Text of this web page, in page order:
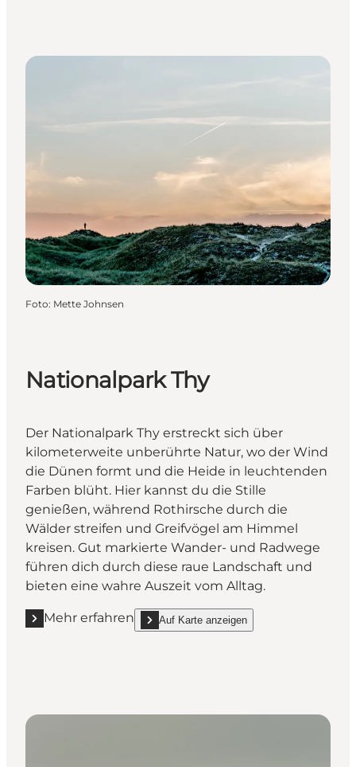
Foto: Mette Johnsen
Nationalpark Thy
Der Nationalpark Thy erstreckt sich über
kilometerweite unberührte Natur, wo der Wind
die Dünen formt und die Heide in leuchtenden
Farben blüht. Hier kannst du die Stille
genießen, während Rothirsche durch die
Wälder streifen und Greifvögel am Himmel
kreisen. Gut markierte Wander- und Radwege
führen dich durch diese raue Landschaft und
bieten eine wahre Auszeit vom Alltag.
Mehr erfahren
Mehr erfahren "Nationalpark Thy"
Auf Karte anzeigen
show Nationalpark Thy on_map